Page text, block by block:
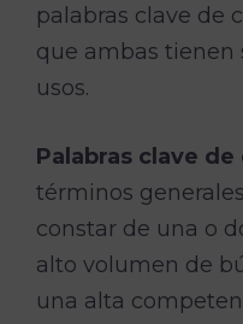
palabras clave de
que ambas tienen
usos.
Palabras clave
términos
constar de una o
alto volumen de
una alta